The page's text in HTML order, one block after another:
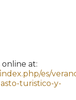
at:
es/
turistico-y-